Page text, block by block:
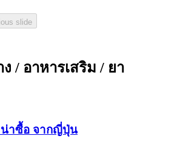
slide
ง / อาหารเสริม / ยา
น่าซื้อ จากญี่ปุ่น